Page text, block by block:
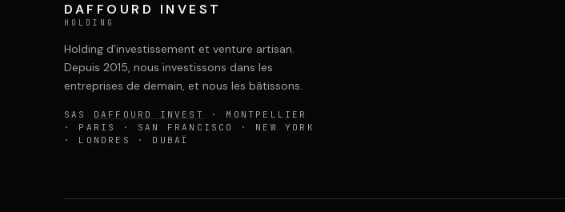
DAFFOURD INVEST
HOLDING
Holding d’investissement et venture artisan.
Depuis 2015, nous investissons dans les
entreprises de demain, et nous les bâtissons.
SAS DAFFOURD INVEST
· MONTPELLIER
· PARIS · SAN FRANCISCO · NEW YORK
· LONDRES · DUBAÏ